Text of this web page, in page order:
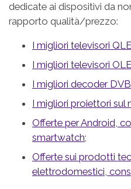
dedicate ai dispositivi da
rapporto qualità/prezzo:
I migliori televisori
I migliori televisori
I migliori decoder
I migliori proiettori sul
Offerte per Android,
smartwatch;
Offerte sui prodotti
elettrodomestici,